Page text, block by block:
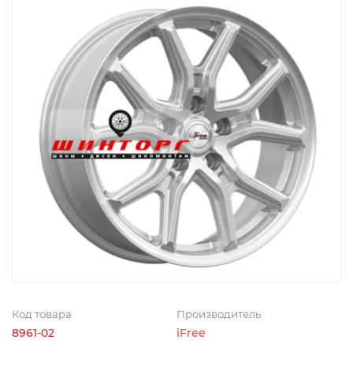
Код товара
8961-02
Производитель
iFree